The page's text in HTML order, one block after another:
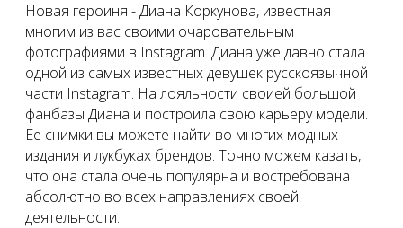
Новая героиня - Диана Коркунова, известная
многим из вас своими очаровательным
фотографиями в Instagram. Диана уже давно стала
одной из самых известных девушек русскоязычной
части Instagram. На лояльности своией большой
фанбазы Диана и построила свою карьеру модели.
Ее снимки вы можете найти во многих модных
издания и лукбуках брендов. Точно можем казать,
что она стала очень популярна и востребована
абсолютно во всех направлениях своей
деятельности.